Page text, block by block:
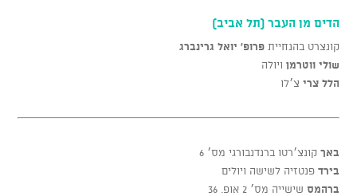
הדים מן העבר (תל אביב)
קונצרט בהנחייתפרופ' יואל גרינברג
שולי ווטרמן ויולה
הלל צרי צ׳לו
באך קונצ׳רטו ברנדנבורגי מס׳ 6
בירד פנטזיה לשישה ויולים
ברהמס שישייה מס׳ 2 אופ. 36